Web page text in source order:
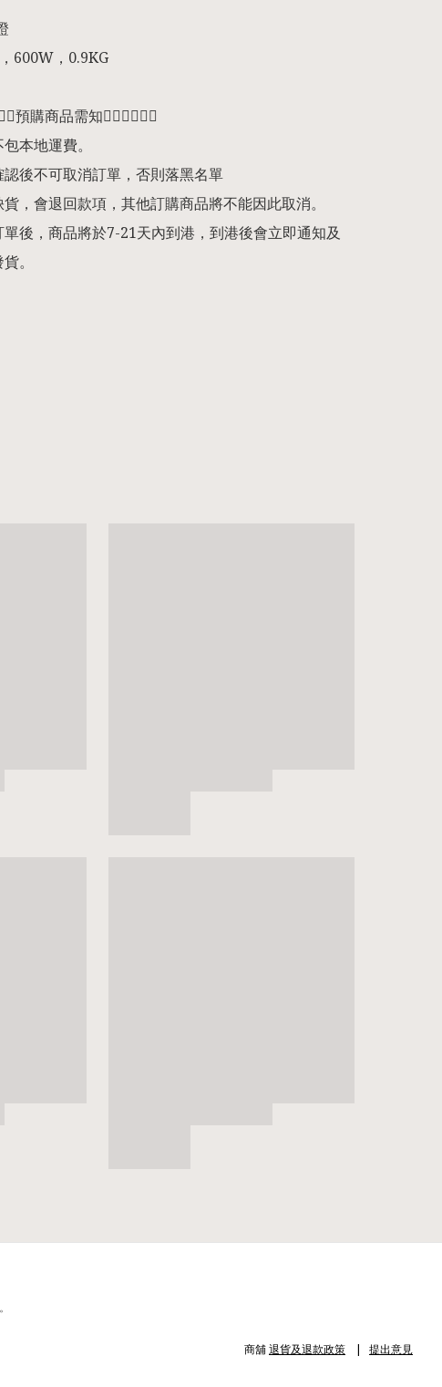
600W，0.9KG
預購商品需知👇🏻👇🏻👇🏻
本地運費。
認後不可取消訂單，否則落黑名單
，會退回款項，其他訂購商品將不能因此取消。
單後，商品將於7-21天內到港，到港後會立即通知及
商舖退貨及退款政策 提出意見